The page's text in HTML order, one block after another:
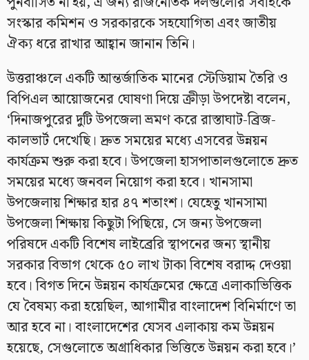
সংস্কার কমিশন ও সরকারকে সহযোগিতা এবং জাতীয়
ঐক্য ধরে রাখার আহ্বান জানান তিনি।
উত্তরাঞ্চলে একটি আন্তর্জাতিক মানের স্টেডিয়াম তৈরি ও
বিপিএল আয়োজনের ঘোষণা দিয়ে ক্রীড়া উপদেষ্টা বলেন,
‘দিনাজপুরের দুটি উপজেলা ভ্রমণ করে রাস্তাঘাট-ব্রিজ-
কালভার্ট দেখেছি। দ্রুত সময়ের মধ্যে এসবের উন্নয়ন
কার্যক্রম শুরু করা হবে। উপজেলা হাসপাতালগুলোতে দ্রুত
সময়ের মধ্যে জনবল নিয়োগ করা হবে। খানসামা
উপজেলায় শিক্ষার হার ৪৭ শতাংশ। যেহেতু খানসামা
উপজেলা শিক্ষায় কিছুটা পিছিয়ে, সে জন্য উপজেলা
পরিষদে একটি বিশেষ লাইব্রেরি স্থাপনের জন্য স্থানীয়
সরকার বিভাগ থেকে ৫০ লাখ টাকা বিশেষ বরাদ্দ দেওয়া
হবে। বিগত দিনে উন্নয়ন কার্যক্রমের ক্ষেত্রে এলাকাভিত্তিক
যে বৈষম্য করা হয়েছিল, আগামীর বাংলাদেশ বিনির্মাণে তা
আর হবে না। বাংলাদেশের যেসব এলাকায় কম উন্নয়ন
হয়েছে, সেগুলোতে অগ্রাধিকার ভিত্তিতে উন্নয়ন করা হবে।’